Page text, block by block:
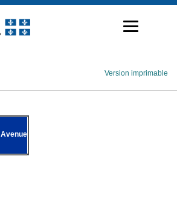
Version imprimable
Avenue